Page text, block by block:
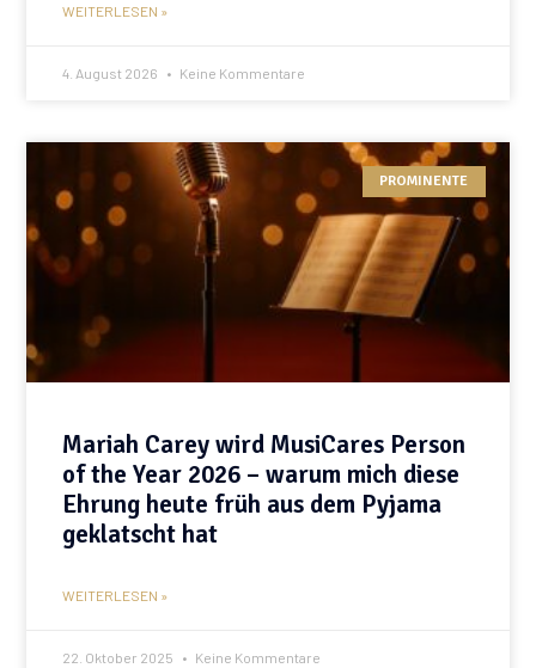
WEITERLESEN »
4. August 2026 Keine Kommentare
PROMINENTE
Mariah Carey wird MusiCares Person
of the Year 2026 – warum mich diese
Ehrung heute früh aus dem Pyjama
geklatscht hat
WEITERLESEN »
22. Oktober 2025 Keine Kommentare